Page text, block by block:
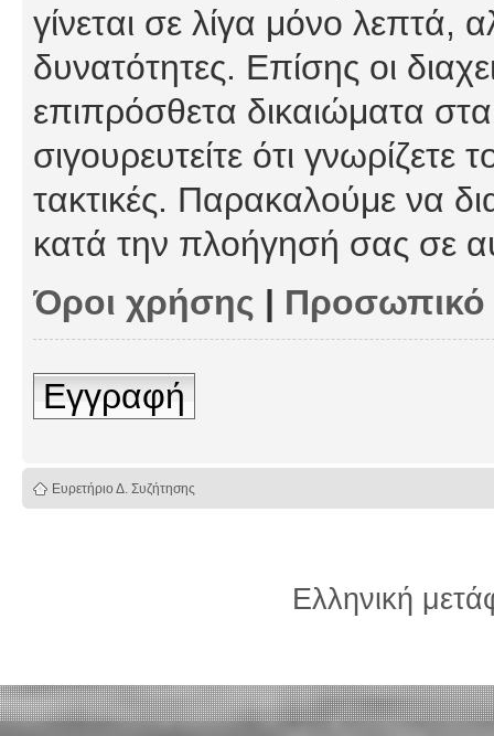
γίνεται σε λίγα μόνο λεπτά,
δυνατότητες. Επίσης οι
επιπρόσθετα δικαιώματα
σιγουρευτείτε ότι γνωρίζετε
τακτικές. Παρακαλούμε να
κατά την πλοήγησή σας σε
Όροι χρήσης |
Εγγραφή
Ευρετήριο Δ. Συζήτησης
Ελληνική